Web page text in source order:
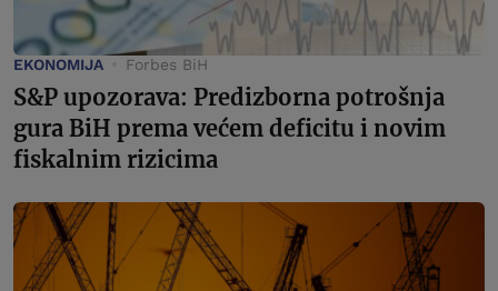
EKONOMIJA Forbes BiH
S&P upozorava: Predizborna potrošnja
gura BiH prema većem deficitu i novim
fiskalnim rizicima